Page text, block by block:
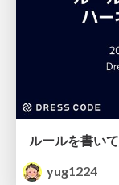
yug1224